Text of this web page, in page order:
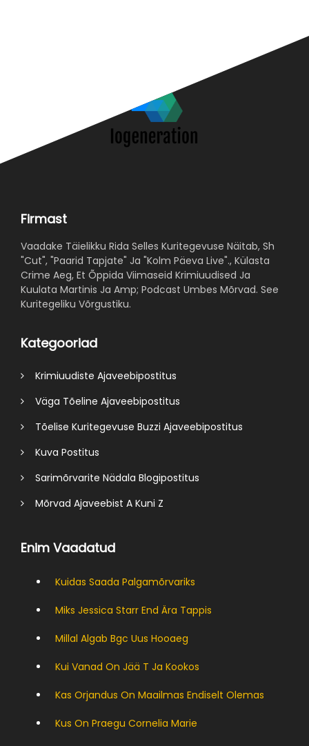
Firmast
Vaadake Täielikku Rida Selles Kuritegevuse Näitab, Sh
"Cut", "Paarid Tapjate" Ja "Kolm Päeva Live"., Külasta
Crime Aeg, Et Õppida Viimaseid Krimiuudised Ja
Kuulata Martinis Ja Amp; Podcast Umbes Mõrvad. See
Kuritegeliku Võrgustiku.
Kategooriad
Krimiuudiste Ajaveebipostitus
Väga Tõeline Ajaveebipostitus
Tõelise Kuritegevuse Buzzi Ajaveebipostitus
Kuva Postitus
Sarimõrvarite Nädala Blogipostitus
Mõrvad Ajaveebist A Kuni Z
Enim Vaadatud
Kuidas Saada Palgamõrvariks
Miks Jessica Starr End Ära Tappis
Millal Algab Bgc Uus Hooaeg
Kui Vanad On Jää T Ja Kookos
Kas Orjandus On Maailmas Endiselt Olemas
Kus On Praegu Cornelia Marie